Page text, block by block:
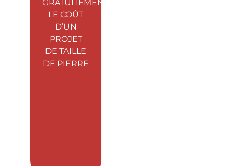
GRATUITEMENT
LE COÛT
D’UN
PROJET
DE TAILLE
DE PIERRE